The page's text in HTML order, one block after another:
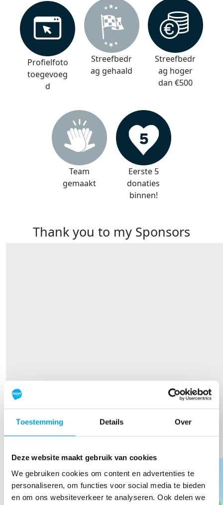
Toestemming Details Over
Deze website maakt gebruik van cookies
We gebruiken cookies om content en advertenties te
personaliseren, om functies voor social media te bieden
en om ons websiteverkeer te analyseren. Ook delen we
Profielfoto
toegevoeg
d
Streefbedr
ag gehaald
Streefbedr
ag hoger
dan €500
Team
gemaakt
Eerste 5
donaties
binnen!
Thank you to my Sponsors
25,89 €20,89
TOON MEER